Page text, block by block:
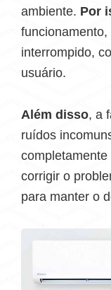
ambiente. Por
interrompido,
usuário.
Além disso, a
ruídos
completamente
corrigir o
para manter o